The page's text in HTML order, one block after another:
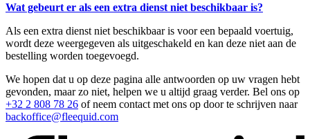
Wat gebeurt er als een extra dienst niet beschikbaar is?
Als een extra dienst niet beschikbaar is voor een bepaald voertuig,
wordt deze weergegeven als uitgeschakeld en kan deze niet aan de
bestelling worden toegevoegd.
We hopen dat u op deze pagina alle antwoorden op uw vragen hebt
gevonden, maar zo niet, helpen we u altijd graag verder. Bel ons op
+32 2 808 78 26 of neem contact met ons op door te schrijven naar
backoffice@fleequid.com